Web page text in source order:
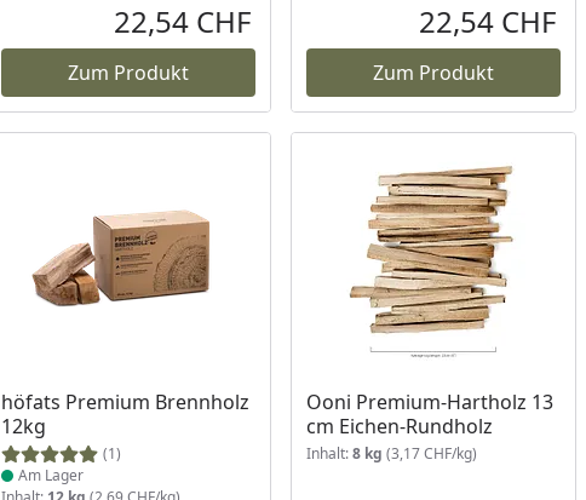
22,54 CHF
Zum Produkt
22,54 CHF
Zum Produkt
höfats Premium Brennholz
12kg
(1)
Produkt am Lager
Am Lager
Ooni Premium-Hartholz 13
cm Eichen-Rundholz
Inhalt:8 kg (3,17 CHF/kg)